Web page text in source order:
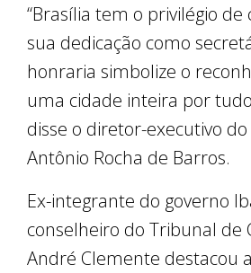
“Brasília tem o privilégio de
sua dedicação como
honraria simbolize o
uma cidade inteira por
disse o diretor-executivo do
Antônio Rocha de Barros.
Ex-integrante do governo
conselheiro do Tribunal de
André Clemente destacou